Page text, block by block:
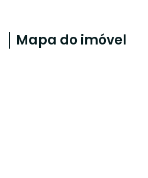
Mapa do imóvel